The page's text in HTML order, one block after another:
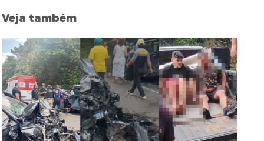
Veja também